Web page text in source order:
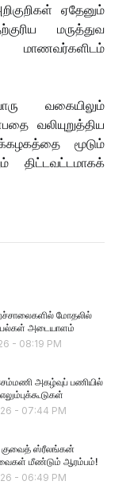
ஏதேனும்
மருத்துவ
மாணவர்களிடம்
வகையிலும்
வலியுறுத்திய
மூடும்
மோதலில்
அடையாளம்
- 08:19 PM
அகழ்வுப் பணியில்
- 07:44 PM
குவைத் ஸ்ரீலங்கன்
மீண்டும் ஆரம்பம்!
- 06:49 PM